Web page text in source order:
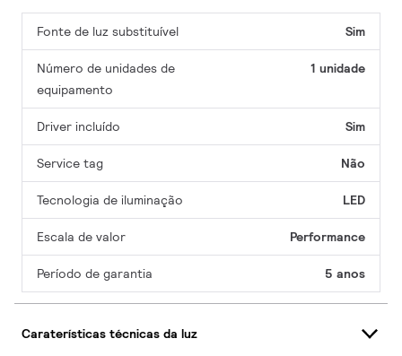
Fonte de luz substituível Sim
Número de unidades de
equipamento
1 unidade
Driver incluído Sim
Service tag Não
Tecnologia de iluminação LED
Escala de valor Performance
Período de garantia 5 anos
Caraterísticas técnicas da luz